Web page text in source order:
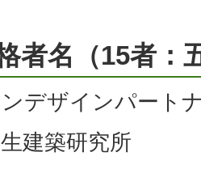
者名（15者：
ンデザインパート
建築研究所